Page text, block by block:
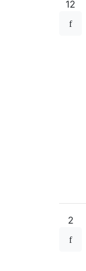
12
2